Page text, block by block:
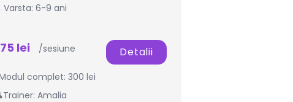
Varsta: 6-9 ani
75 lei /sesiune Detalii
complet: 300 lei
Amalia